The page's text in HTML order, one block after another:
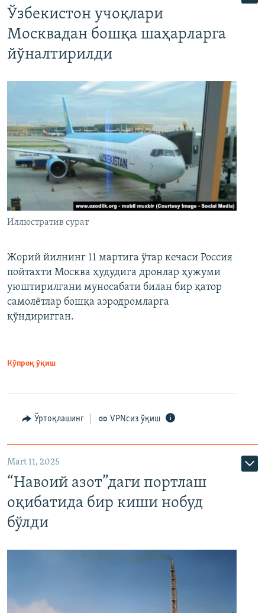
Ўзбекистон учоқлари
Москвадан бошқа шаҳарларга
йўналтирилди
Иллюстратив сурат
Жорий йилнинг 11 мартига ўтар кечаси Россия
пойтахти Москва ҳудудига дронлар ҳужуми
уюштирилгани муносабати билан бир қатор
самолётлар бошқа аэродромларга
қўндиригган.
Кўпроқ ўқиш
Ўртоқлашинг VPNсиз ўқиш
Mart 11, 2025
“Навоий азот”даги портлаш
оқибатида бир киши нобуд
бўлди